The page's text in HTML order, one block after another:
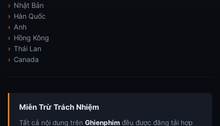
Nhật Bản
Hàn Quốc
Anh
Hồng Kông
Thái Lan
Canada
Miễn Trừ Trách Nhiệm
Tất cả nội dung trên Ghienphim đều được đăng tải hợp